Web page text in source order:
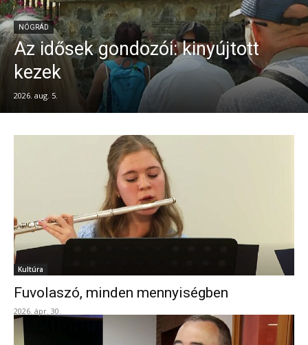
NÓGRÁD
Az idősek gondozói: kinyújtott
kezek
2026. aug. 5.
Kultúra
Fuvolaszó, minden mennyiségben
2026. ápr. 30.